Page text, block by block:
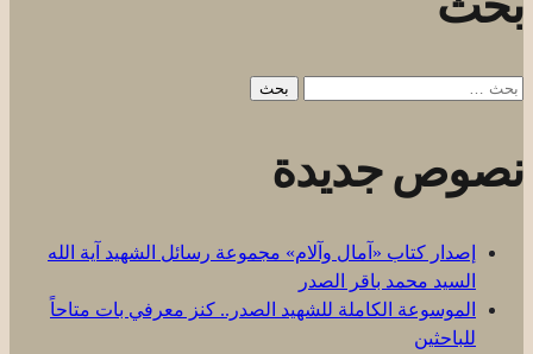
البحث
نصوص جديدة
إصدار كتاب «آمال وآلام» مجموعة رسائل الشهيد آية الله
السيد محمد باقر الصدر
الموسوعة الكاملة للشهيد الصدر.. كنز معرفي بات متاحاً
للباحثين